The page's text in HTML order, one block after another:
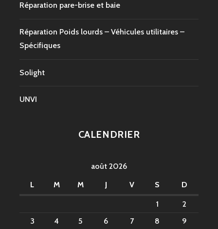
Réparation pare-brise et baie
Réparation Poids lourds – Véhicules utilitaires –
Spécifiques
Solight
UNVI
CALENDRIER
août 2026
L
M M J V S D
1
2
3
4 5 6 7 8 9